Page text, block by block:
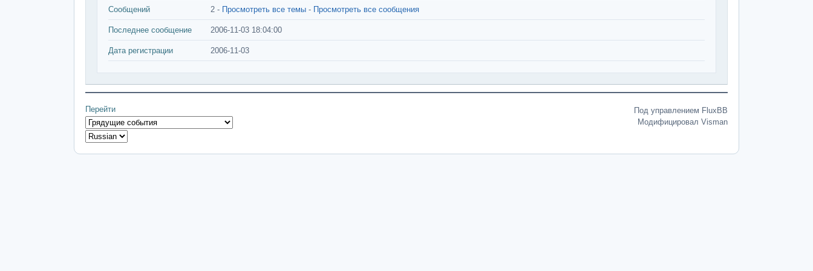
Сообщений 2 - Просмотреть все темы - Просмотреть все сообщения
Последнее сообщение 2006-11-03 18:04:00
Дата регистрации 2006-11-03
Перейти
Под управлением FluxBB
Модифицировал Visman